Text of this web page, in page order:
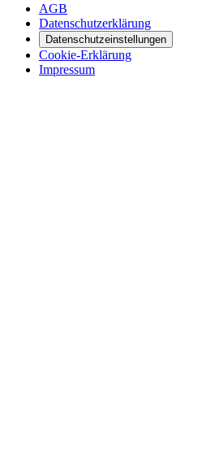
AGB
Datenschutzerklärung
Datenschutzeinstellungen
Cookie-Erklärung
Impressum